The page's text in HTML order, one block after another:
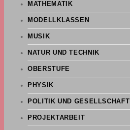
MATHEMATIK
MODELLKLASSEN
MUSIK
NATUR UND TECHNIK
OBERSTUFE
PHYSIK
POLITIK UND GESELLSCHAFT
PROJEKTARBEIT